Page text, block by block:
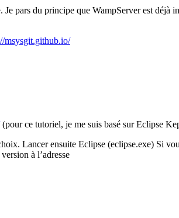
pars du principe que WampServer est déjà
msysgit.github.io/
(pour ce tutoriel, je me suis basé sur Eclipse
Lancer ensuite Eclipse (eclipse.exe) Si
à l’adresse